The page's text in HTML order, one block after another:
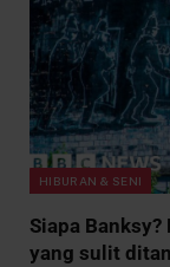
HIBURAN & SENI
Siapa
yang sulit